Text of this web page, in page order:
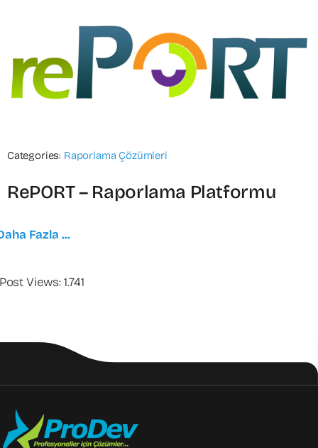
Categories: Raporlama Çözümleri
RePORT – Raporlama Platformu
Fazla ...
Views:1.741